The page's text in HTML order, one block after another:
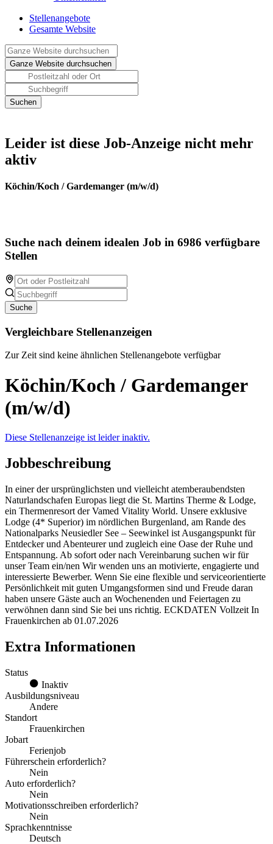
Stellenangebote
Gesamte Website
Leider ist diese Job-Anzeige nicht mehr
aktiv
Köchin/Koch / Gardemanger (m/w/d)
Suche nach deinem idealen Job in 6986 verfügbare
Stellen
Suche
Vergleichbare Stellenanzeigen
Zur Zeit sind keine ähnlichen Stellenangebote verfügbar
Köchin/Koch / Gardemanger
(m/w/d)
Diese Stellenanzeige ist leider inaktiv.
Jobbeschreibung
In einer der ursprünglichsten und vielleicht atemberaubendsten
Naturlandschafen Europas liegt die St. Martins Therme & Lodge,
ein Thermenresort der Vamed Vitality World. Unsere exklusive
Lodge (4* Superior) im nördlichen Burgenland, am Rande des
Nationalparks Neusiedler See – Seewinkel ist Ausgangspunkt für
Entdecker und Abenteurer und zugleich eine Oase der Ruhe und
Entspannung. Ab sofort oder nach Vereinbarung suchen wir für
unser Team ein/nen Wir wenden uns an motivierte, engagierte und
interessierte Bewerber. Wenn Sie eine flexible und serviceorientierte
Persönlichkeit mit guten Umgangsformen sind und Freude daran
haben unsere Gäste auch an Wochenenden und Feiertagen zu
verwöhnen dann sind Sie bei uns richtig. ECKDATEN Vollzeit In
Frauenkirchen ab 01.07.2026
Extra Informationen
Status
Inaktiv
Ausbildungsniveau
Andere
Standort
Frauenkirchen
Jobart
Ferienjob
Führerschein erforderlich?
Nein
Auto erforderlich?
Nein
Motivationsschreiben erforderlich?
Nein
Sprachkenntnisse
Deutsch